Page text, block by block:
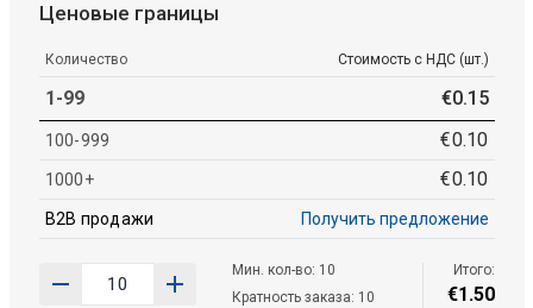
Ценовые границы
Количество Стоимость с НДС (шт.)
1-99 €0.15
100-999 €0.10
1000+ €0.10
B2B продажи Получить предложение
Мин. кол-во: 10
Кратность заказа: 10
Итого:
€1 .50